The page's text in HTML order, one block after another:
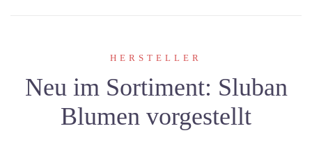
HERSTELLER
Neu im Sortiment: Sluban
Blumen vorgestellt